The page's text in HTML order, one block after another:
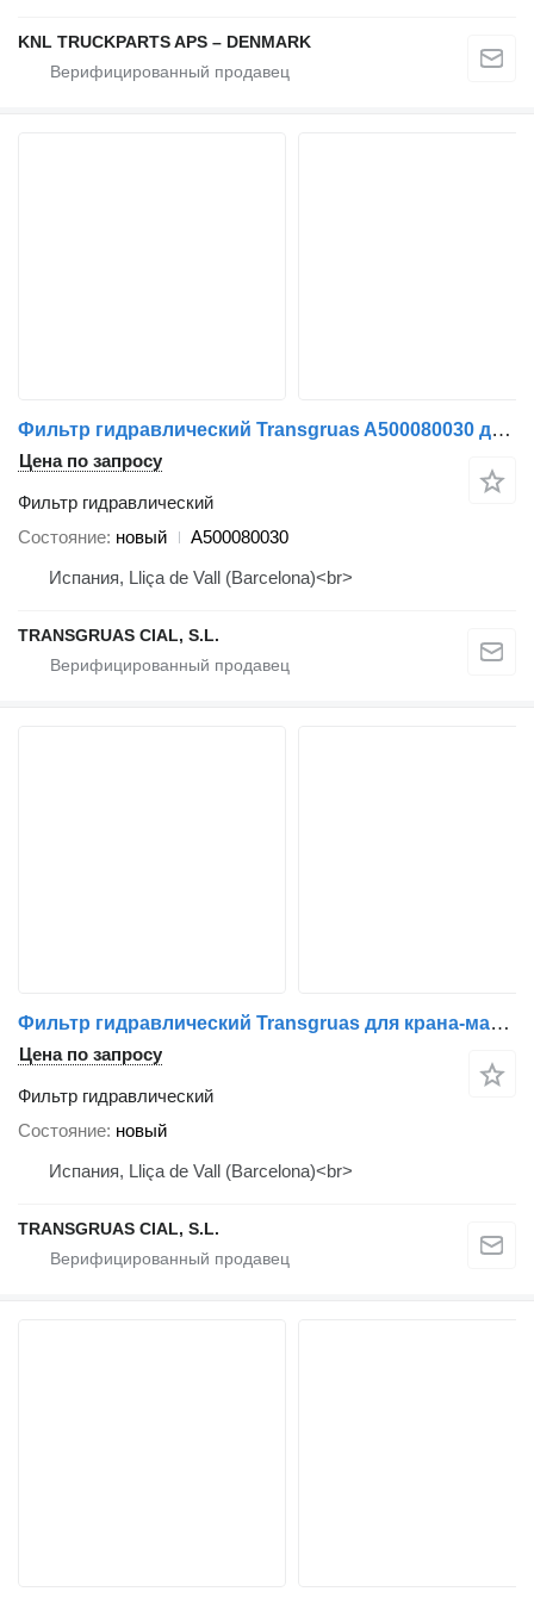
KNL TRUCKPARTS APS – DENMARK
Фильтр гидравлический Transgruas A500080030 для крана-манипулятора
Цена по запросу
Фильтр гидравлический
Состояние новый
A500080030
Испания, Lliça de Vall (Barcelona)<br>
TRANSGRUAS CIAL, S.L.
Фильтр гидравлический Transgruas для крана-манипулятора
Цена по запросу
Фильтр гидравлический
Состояние новый
Испания, Lliça de Vall (Barcelona)<br>
TRANSGRUAS CIAL, S.L.